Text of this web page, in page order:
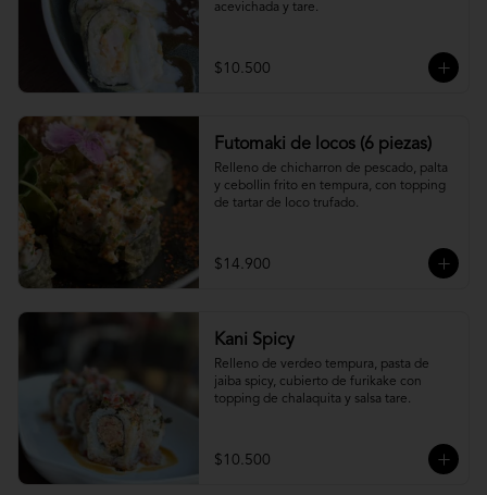
acevichada y tare.
$10.500
Futomaki de locos (6 piezas)
Relleno de chicharron de pescado, palta
y cebollin frito en tempura, con topping
de tartar de loco trufado.
$14.900
Kani Spicy
Relleno de verdeo tempura, pasta de
jaiba spicy, cubierto de furikake con
topping de chalaquita y salsa tare.
$10.500